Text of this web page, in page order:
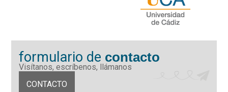
formulario de contacto
Visítanos, escríbenos, llámanos
CONTACTO